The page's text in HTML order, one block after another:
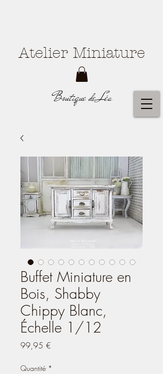
Boutique de Léa
Atelier Miniature
Buffet Miniature en
Bois, Shabby
Chippy Blanc,
Échelle 1/12
99,95 €
Quantité *